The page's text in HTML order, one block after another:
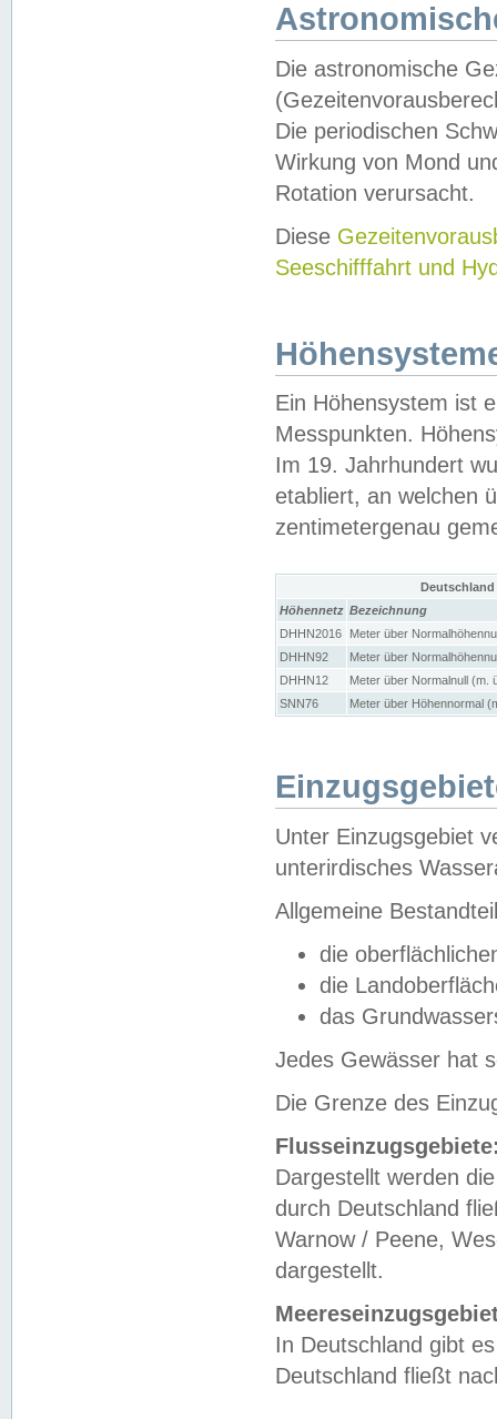
Die astronomische
Die periodischen
Wirkung von Mond
Rotation verursacht.
Diese
Seeschifffahrt und
Ein Höhensystem ist
Messpunkten.
Im 19. Jahrhundert
etabliert, an welchen
zentimetergenau
Höhennetz Bezeichnung
DHHN2016
Meter über
DHHN92
Meter über
DHHN12
Meter über Normalnull (m.
SNN76
Meter über Höhennormal
Unter Einzugsgebiet
unterirdisches
Allgemeine
die
die
das
Jedes Gewässer hat
Die Grenze des
Dargestellt werden
durch Deutschland
Warnow / Peene,
dargestellt.
In Deutschland gibt
Deutschland fließt